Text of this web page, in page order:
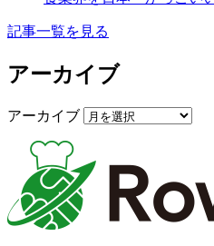
記事一覧を見る
アーカイブ
アーカイブ